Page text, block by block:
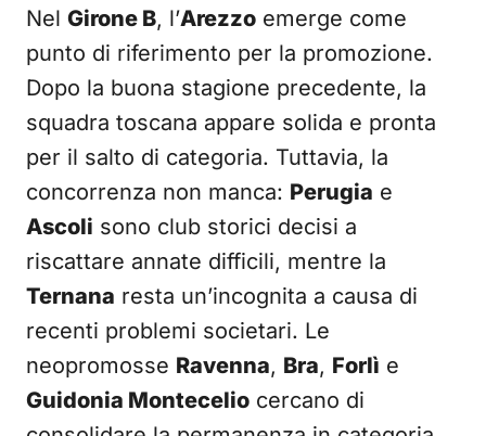
Nel Girone B, l’Arezzo emerge come
punto di riferimento per la promozione.
Dopo la buona stagione precedente, la
squadra toscana appare solida e pronta
per il salto di categoria. Tuttavia, la
concorrenza non manca: Perugia e
Ascoli sono club storici decisi a
riscattare annate difficili, mentre la
Ternana resta un’incognita a causa di
recenti problemi societari. Le
neopromosse Ravenna, Bra, Forlì e
Guidonia Montecelio cercano di